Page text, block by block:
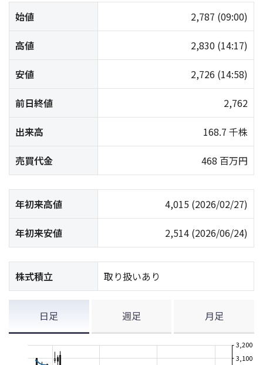
始値 2,787 (09:00)
高値 2,830 (14:17)
安値 2,726 (14:58)
前日終値 2,762
出来高 168.7 千株
売買代金 468 百万円
年初来高値 4,015 (2026/02/27)
年初来安値 2,514 (2026/06/24)
株式積立 取り扱いあり
日足 週足 月足
3,100
3,200